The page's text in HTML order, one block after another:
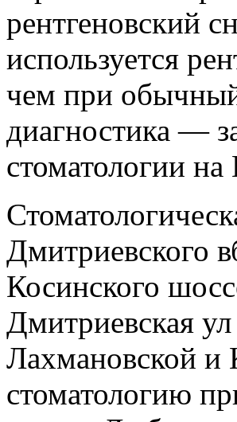
рентгеновский
используется
чем при
диагностика —
стоматологии
Дмитриевского
Косинского
Дмитриевская
Лахмановской и
стоматологию